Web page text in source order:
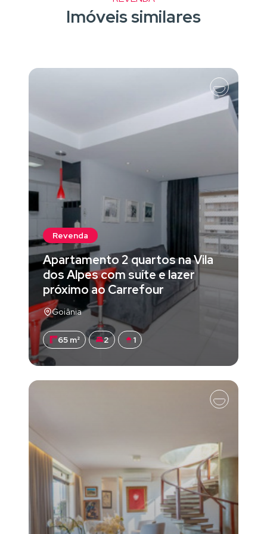
Imóveis similares
Revenda
Apartamento 2 quartos na Vila
dos Alpes com suíte e lazer
próximo ao Carrefour
Goiânia
65 m² 2 1